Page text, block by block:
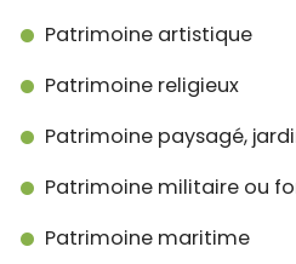
Patrimoine artistique
Patrimoine religieux
Patrimoine paysagé,
Patrimoine militaire ou
Patrimoine maritime